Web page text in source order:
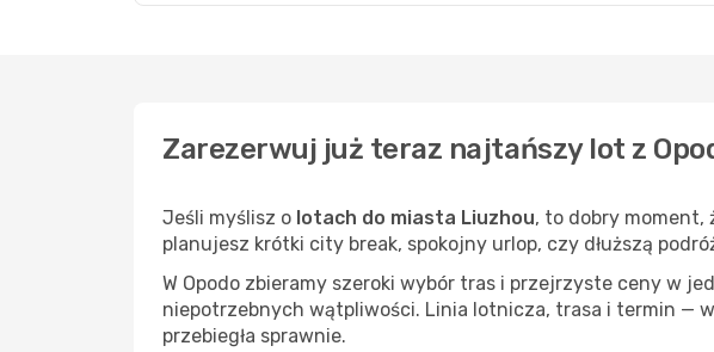
Zarezerwuj już teraz najtańszy lot z
Jeśli myślisz o lotach do miasta Liuzhou, to dobry moment,
planujesz krótki city break, spokojny urlop, czy dłuższą
W Opodo zbieramy szeroki wybór tras i przejrzyste ceny w
niepotrzebnych wątpliwości. Linia lotnicza, trasa i termin —
przebiegła sprawnie.